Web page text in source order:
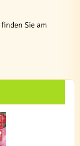
Sie am